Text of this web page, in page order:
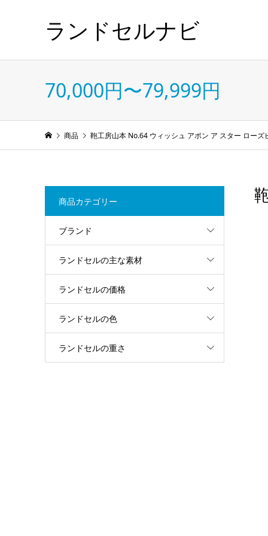
ランドセルナビ
70,000円〜79,999円
商品 鞄工房山本 No.64 ウィッシュ アポン ア スター ローズ
商品カテゴリー
ブランド
ランドセルの主な素材
ランドセルの価格
ランドセルの色
ランドセルの重さ